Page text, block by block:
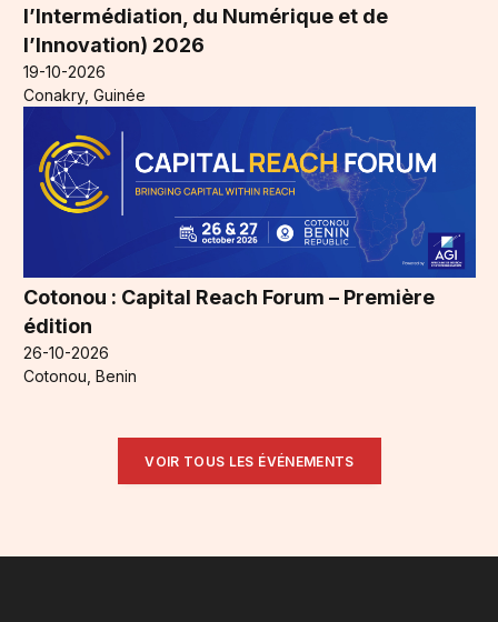
l’Intermédiation, du Numérique et de
l’Innovation) 2026
19-10-2026
Conakry, Guinée
Cotonou : Capital Reach Forum – Première
édition
26-10-2026
Cotonou, Benin
VOIR TOUS LES ÉVÉNEMENTS